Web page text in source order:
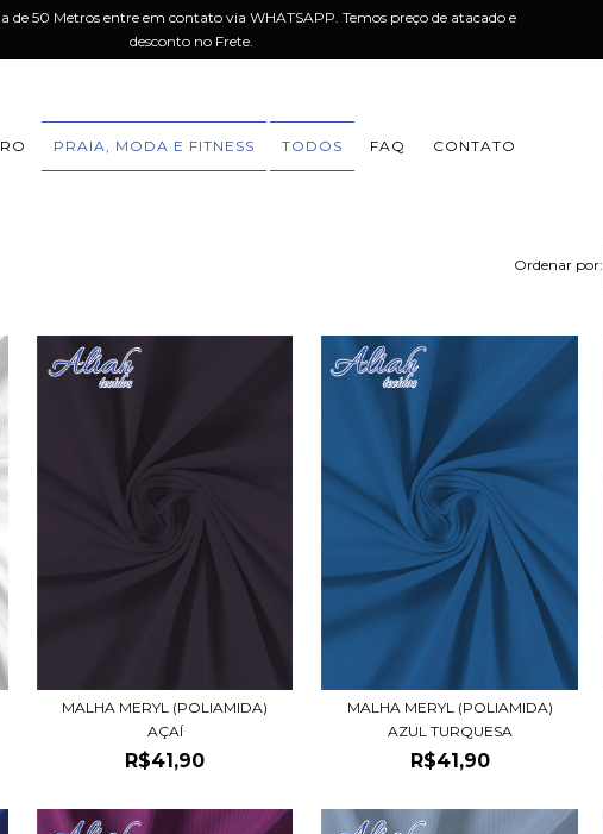
de 50 Metros entre em contato via WHATSAPP. Temos preço de atacado e
desconto no Frete.
PRAIA, MODA E FITNESS TODOS FAQ CONTATO
Ordenar por:
MALHA MERYL (POLIAMIDA)
AÇAÍ
R$41,90
MALHA MERYL (POLIAMIDA)
AZUL TURQUESA
R$41,90